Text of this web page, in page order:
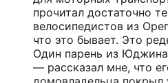
прочитал достаточно
велосипедистов из
что это бывает. Это
Один парень из
— рассказал мне, что